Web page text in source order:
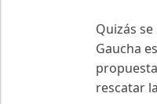
Quizás
Gaucha
rescatar